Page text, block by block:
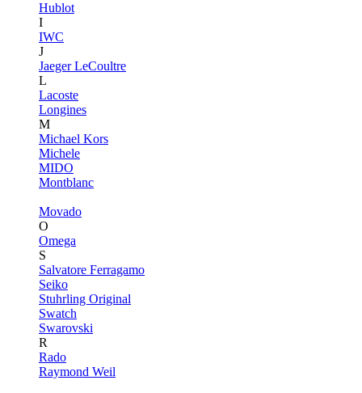
Hublot
I
IWC
J
Jaeger LeCoultre
L
Lacoste
Longines
M
Michael Kors
Michele
MIDO
Montblanc
Movado
O
Omega
S
Salvatore Ferragamo
Seiko
Stuhrling Original
Swatch
Swarovski
R
Rado
Raymond Weil